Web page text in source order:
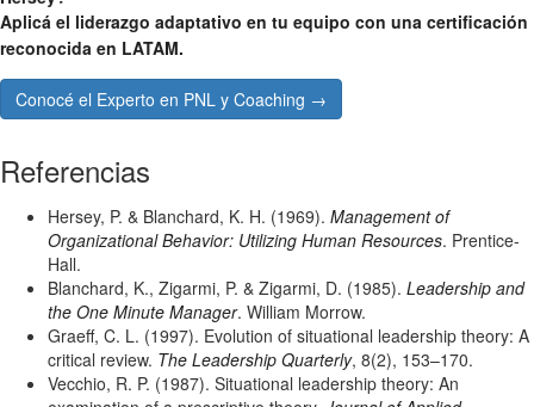
Aplicá el liderazgo adaptativo en tu equipo con una certificación
reconocida en LATAM.
Conocé el Experto en PNL y Coaching →
Referencias
Hersey, P. & Blanchard, K. H. (1969). Management of
Organizational Behavior: Utilizing Human Resources. Prentice-
Hall.
Blanchard, K., Zigarmi, P. & Zigarmi, D. (1985). Leadership and
the One Minute Manager. William Morrow.
Graeff, C. L. (1997). Evolution of situational leadership theory: A
critical review. The Leadership Quarterly, 8(2), 153–170.
Vecchio, R. P. (1987). Situational leadership theory: An